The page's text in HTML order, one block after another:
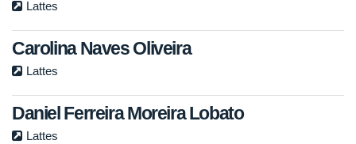
Lattes
Carolina Naves Oliveira
Lattes
Daniel Ferreira Moreira Lobato
Lattes